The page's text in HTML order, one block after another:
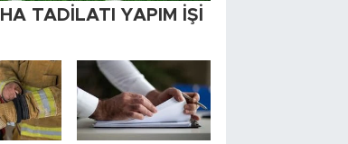
TADİLATI YAPIM İŞİ